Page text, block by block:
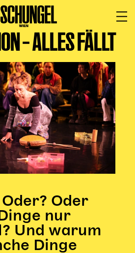
BARRIEREFREI
– ALLES FÄLLT
Oder
nur
Und warum
Dinge